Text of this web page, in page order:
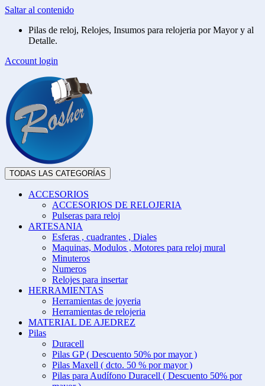
Saltar al contenido
Pilas de reloj, Relojes, Insumos para relojeria por Mayor y al
Detalle.
Account login
TODAS LAS CATEGORÍAS
ACCESORIOS
ACCESORIOS DE RELOJERIA
Pulseras para reloj
ARTESANIA
Esferas , cuadrantes , Diales
Maquinas, Modulos , Motores para reloj mural
Minuteros
Numeros
Relojes para insertar
HERRAMIENTAS
Herramientas de joyeria
Herramientas de relojeria
MATERIAL DE AJEDREZ
Pilas
Duracell
Pilas GP ( Descuento 50% por mayor )
Pilas Maxell ( dcto. 50 % por mayor )
Pilas para Audífono Duracell ( Descuento 50% por